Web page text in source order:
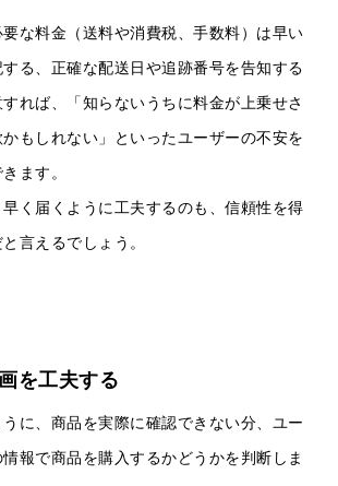
な料金（送料や消費税、手数料）は早い
る、正確な配送日や追跡番号を告知する
れば、「知らないうちに料金が上乗せさ
もしれない」といったユーザーの不安を
ます。
く届くように工夫するのも、信頼性を得
言えるでしょう。
を工夫する
に、商品を実際に確認できない分、ユー
報で商品を購入するかどうかを判断しま